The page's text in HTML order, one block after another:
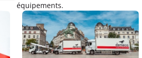
équipements.